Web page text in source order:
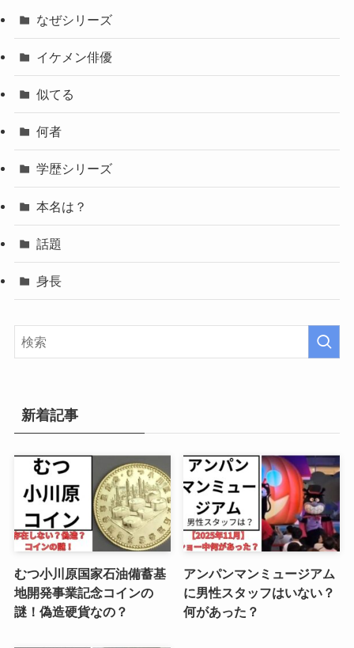
なぜシリーズ
イケメン俳優
似てる
何者
学歴シリーズ
本名は？
話題
身長
新着記事
むつ小川原国家石油備蓄基
地開発事業記念コインの
謎！偽造硬貨なの？
アンパンマンミュージアム
に男性スタッフはいない？
何があった？